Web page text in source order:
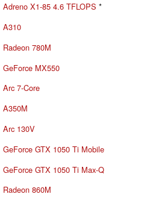
Adreno X1-85 4.6 TFLOPS *
A310
Radeon 780M
GeForce MX550
Arc 7-Core
A350M
Arc 130V
GeForce GTX 1050 Ti Mobile
GeForce GTX 1050 Ti Max-Q
Radeon 860M